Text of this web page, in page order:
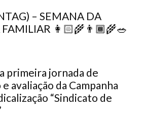
– SEMANA DA
👩🏻‍🌾👨🏾‍🌾🥗
primeira jornada de
avaliação da Campanha
“Sindicato de